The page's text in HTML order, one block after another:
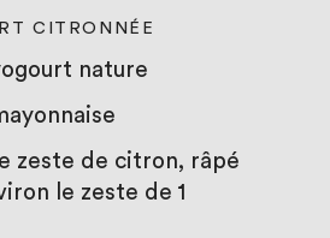
CITRONNÉE
nature
zeste de citron, râpé
le zeste de 1